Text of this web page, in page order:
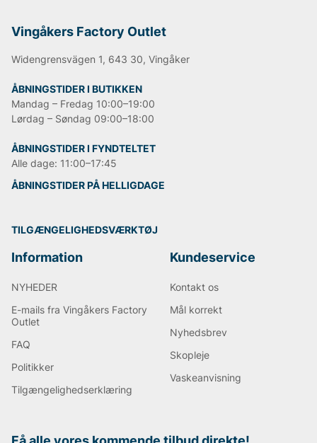
Vingåkers Factory Outlet
Widengrensvägen 1, 643 30, Vingåker
ÅBNINGSTIDER I BUTIKKEN
Mandag – Fredag 10:00–19:00
Lørdag – Søndag 09:00–18:00
ÅBNINGSTIDER I FYNDTELTET
Alle dage: 11:00–17:45
ÅBNINGSTIDER PÅ HELLIGDAGE
TILGÆNGELIGHEDSVÆRKTØJ
Information
NYHEDER
E-mails fra Vingåkers Factory
Outlet
FAQ
Politikker
Tilgængelighedserklæring
Kundeservice
Kontakt os
Mål korrekt
Nyhedsbrev
Skopleje
Vaskeanvisning